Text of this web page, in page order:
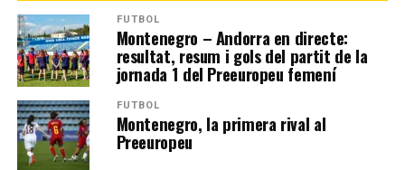
FUTBOL
Montenegro – Andorra en directe:
resultat, resum i gols del partit de la
jornada 1 del Preeuropeu femení
FUTBOL
Montenegro, la primera rival al
Preeuropeu